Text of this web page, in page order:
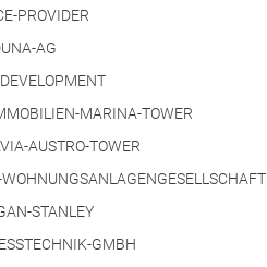
PROVIDER
AG
MARINA-TOWER
AUSTRO-TOWER
STANLEY
GMBH